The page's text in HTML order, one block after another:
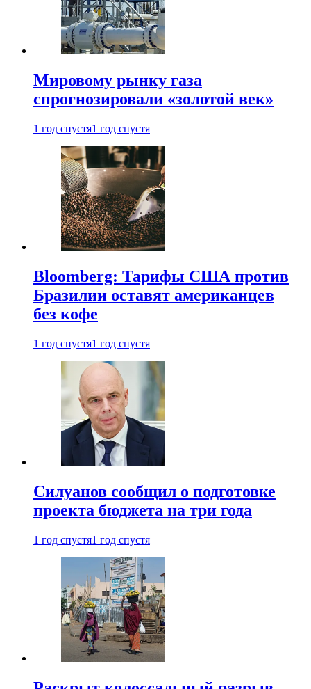
Мировому рынку газа
спрогнозировали «золотой век»
1 год спустя1 год спустя
Bloomberg: Тарифы США против
Бразилии оставят американцев
без кофе
1 год спустя1 год спустя
Силуанов сообщил о подготовке
проекта бюджета на три года
1 год спустя1 год спустя